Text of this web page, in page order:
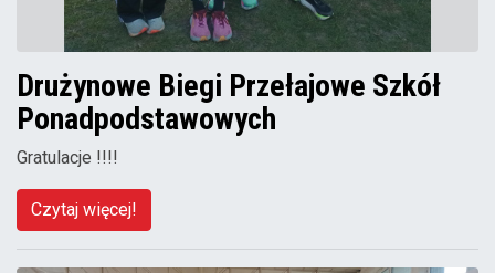
Drużynowe Biegi Przełajowe Szkół
Ponadpodstawowych
Gratulacje !!!!
Czytaj więcej!